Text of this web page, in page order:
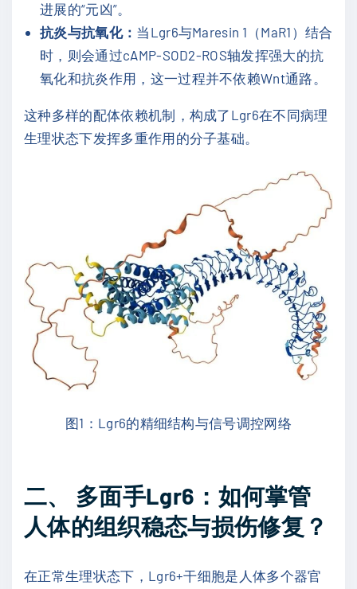
进展的“元凶”。
抗炎与抗氧化： 当Lgr6与Maresin 1（MaR1）结合
时，则会通过cAMP-SOD2-ROS轴发挥强大的抗
氧化和抗炎作用，这一过程并不依赖Wnt通路。
这种多样的配体依赖机制，构成了Lgr6在不同病理
生理状态下发挥多重作用的分子基础。
图1：Lgr6的精细结构与信号调控网络
二、 多面手Lgr6：如何掌管
人体的组织稳态与损伤修复？
在正常生理状态下，Lgr6+干细胞是人体多个器官